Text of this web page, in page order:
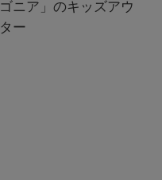
ゴニア」のキッズアウ
ター